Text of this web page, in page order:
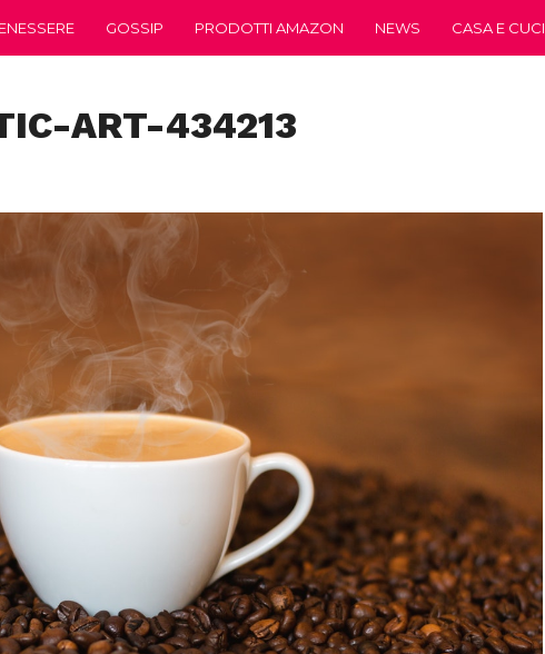
GOSSIP PRODOTTI AMAZON NEWS CASA E
ART-434213